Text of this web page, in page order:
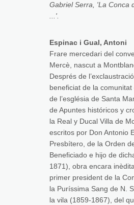
Gabriel Serra, 'La Conca
...'.
Espinac i Gual, Antoni
Frare mercedari del
Mercè, nascut a
Després de
beneficiat de la
de l’església de Santa
de Apuntes históricos y
la Real y Ducal Villa de
escritos por Don Antonio
Presbítero, de la Orden
Beneficiado e hijo de
1871), obra encara
primer president de la
la Puríssima Sang de N.
la vila (1859-1867), del